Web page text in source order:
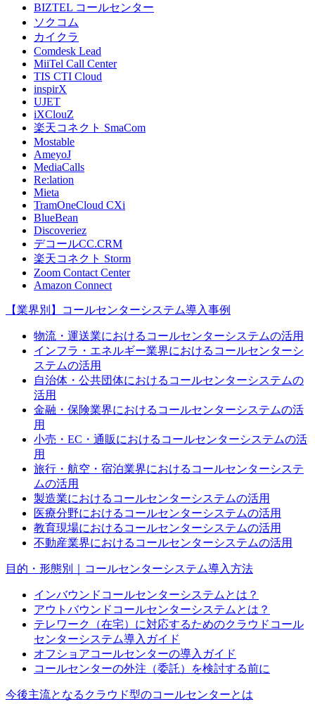
BIZTEL コールセンター
ソクコム
カイクラ
Comdesk Lead
MiiTel Call Center
TIS CTI Cloud
inspirX
UJET
iXClouZ
楽天コネクト SmaCom
Mostable
AmeyoJ
MediaCalls
Re:lation
Mieta
TramOneCloud CXi
BlueBean
Discoveriez
デコールCC.CRM
楽天コネクト Storm
Zoom Contact Center
Amazon Connect
【業界別】コールセンターシステム導入事例
物流・運送業におけるコールセンターシステムの活用
インフラ・エネルギー業界におけるコールセンターシ
ステムの活用
自治体・公共団体におけるコールセンターシステムの
活用
金融・保険業界におけるコールセンターシステムの活
用
小売・EC・通販におけるコールセンターシステムの活
用
旅行・航空・宿泊業界におけるコールセンターシステ
ムの活用
製造業におけるコールセンターシステムの活用
医療分野におけるコールセンターシステムの活用
教育現場におけるコールセンターシステムの活用
不動産業界におけるコールセンターシステムの活用
目的・形態別｜コールセンターシステム導入方法
インバウンドコールセンターシステムとは？
アウトバウンドコールセンターシステムとは？
テレワーク（在宅）に対応するためのクラウドコール
センターシステム導入ガイド
オフショアコールセンターの導入ガイド
コールセンターの外注（委託）を検討する前に
今後主流となるクラウド型のコールセンターとは